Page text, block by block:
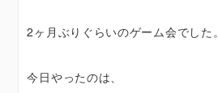
2ヶ月ぶりぐらいのゲーム会でした。
今日やったのは、